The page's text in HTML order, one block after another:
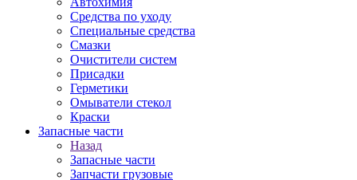
Средства по уходу
Специальные средства
Смазки
Очистители систем
Присадки
Герметики
Омыватели стекол
Краски
Запасные части
Назад
Запасные части
Запчасти грузовые